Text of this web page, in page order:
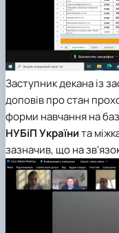
Заступник декана із
доповів про стан
форми навчання на
НУБіП Українита
зазначив, що на